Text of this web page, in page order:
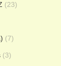
(23)
(7)
(3)